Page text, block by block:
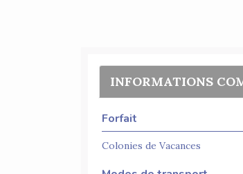
INFORMATIONS
Forfait
Colonies de Vacances